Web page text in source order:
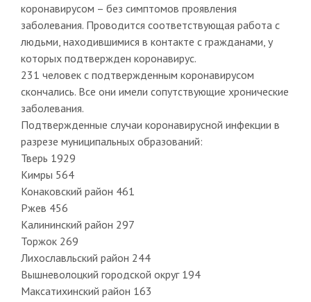
коронавирусом – без симптомов проявления
заболевания. Проводится соответствующая работа с
людьми, находившимися в контакте с гражданами, у
которых подтвержден коронавирус.
231 человек с подтвержденным коронавирусом
скончались. Все они имели сопутствующие хронические
заболевания.
Подтвержденные случаи коронавирусной инфекции в
разрезе муниципальных образований:
Тверь 1929
Кимры 564
Конаковский район 461
Ржев 456
Калининский район 297
Торжок 269
Лихославльский район 244
Вышневолоцкий городской округ 194
Максатихинский район 163